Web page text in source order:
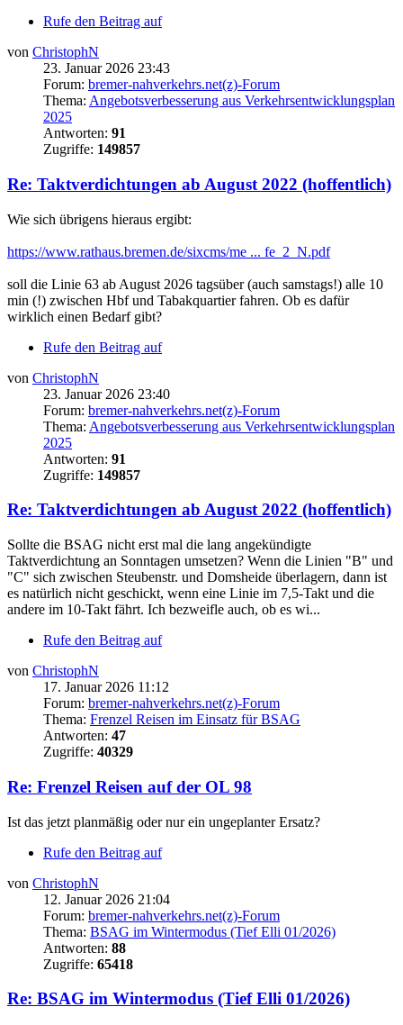
Rufe den Beitrag auf
von ChristophN
23. Januar 2026 23:43
Forum: bremer-nahverkehrs.net(z)-Forum
Thema: Angebotsverbesserung aus Verkehrsentwicklungsplan
2025
Antworten: 91
Zugriffe: 149857
Re: Taktverdichtungen ab August 2022 (hoffentlich)
Wie sich übrigens hieraus ergibt:
https://www.rathaus.bremen.de/sixcms/me ... fe_2_N.pdf
soll die Linie 63 ab August 2026 tagsüber (auch samstags!) alle 10
min (!) zwischen Hbf und Tabakquartier fahren. Ob es dafür
wirklich einen Bedarf gibt?
Rufe den Beitrag auf
von ChristophN
23. Januar 2026 23:40
Forum: bremer-nahverkehrs.net(z)-Forum
Thema: Angebotsverbesserung aus Verkehrsentwicklungsplan
2025
Antworten: 91
Zugriffe: 149857
Re: Taktverdichtungen ab August 2022 (hoffentlich)
Sollte die BSAG nicht erst mal die lang angekündigte
Taktverdichtung an Sonntagen umsetzen? Wenn die Linien "B" und
"C" sich zwischen Steubenstr. und Domsheide überlagern, dann ist
es natürlich nicht geschickt, wenn eine Linie im 7,5-Takt und die
andere im 10-Takt fährt. Ich bezweifle auch, ob es wi...
Rufe den Beitrag auf
von ChristophN
17. Januar 2026 11:12
Forum: bremer-nahverkehrs.net(z)-Forum
Thema: Frenzel Reisen im Einsatz für BSAG
Antworten: 47
Zugriffe: 40329
Re: Frenzel Reisen auf der OL 98
Ist das jetzt planmäßig oder nur ein ungeplanter Ersatz?
Rufe den Beitrag auf
von ChristophN
12. Januar 2026 21:04
Forum: bremer-nahverkehrs.net(z)-Forum
Thema: BSAG im Wintermodus (Tief Elli 01/2026)
Antworten: 88
Zugriffe: 65418
Re: BSAG im Wintermodus (Tief Elli 01/2026)